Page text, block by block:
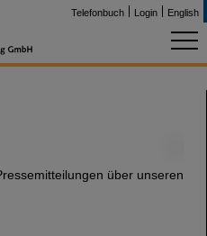
Telefonbuch Login English
über unseren